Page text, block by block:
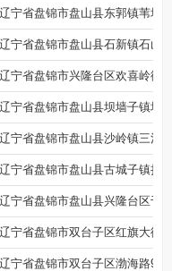
辽宁省盘锦市盘山县东郭镇苇场
辽宁省盘锦市盘山县石新镇石山
辽宁省盘锦市兴隆台区欢喜岭街
辽宁省盘锦市盘山县坝墙子镇坝
辽宁省盘锦市盘山县沙岭镇三河
辽宁省盘锦市盘山县古城子镇拉
辽宁省盘锦市盘山县兴隆台区于
辽宁省盘锦市双台子区红旗大街
辽宁省盘锦市双台子区渤海路99